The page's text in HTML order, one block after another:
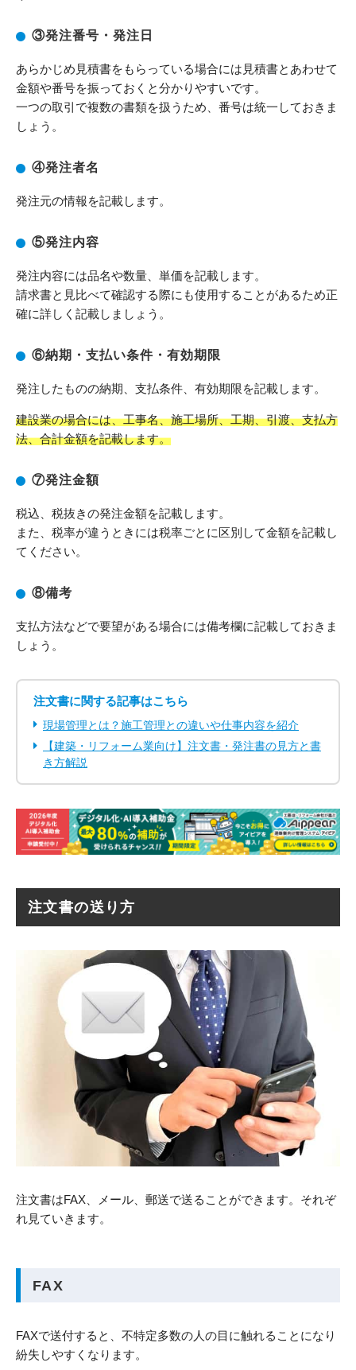
③発注番号・発注日
あらかじめ見積書をもらっている場合には見積書とあわせて
金額や番号を振っておくと分かりやすいです。
一つの取引で複数の書類を扱うため、番号は統一しておきま
しょう。
④発注者名
発注元の情報を記載します。
⑤発注内容
発注内容には品名や数量、単価を記載します。
請求書と見比べて確認する際にも使用することがあるため正
確に詳しく記載しましょう。
⑥納期・支払い条件・有効期限
発注したものの納期、支払条件、有効期限を記載します。
建設業の場合には、工事名、施工場所、工期、引渡、支払方
法、合計金額を記載します。
⑦発注金額
税込、税抜きの発注金額を記載します。
また、税率が違うときには税率ごとに区別して金額を記載し
てください。
⑧備考
支払方法などで要望がある場合には備考欄に記載しておきま
しょう。
注文書に関する記事はこちら
現場管理とは？施工管理との違いや仕事内容を紹介
【建築・リフォーム業向け】注文書・発注書の見方と書
き方解説
注文書の送り方
注文書はFAX、メール、郵送で送ることができます。それぞ
れ見ていきます。
FAX
FAXで送付すると、不特定多数の人の目に触れることになり
紛失しやすくなります。